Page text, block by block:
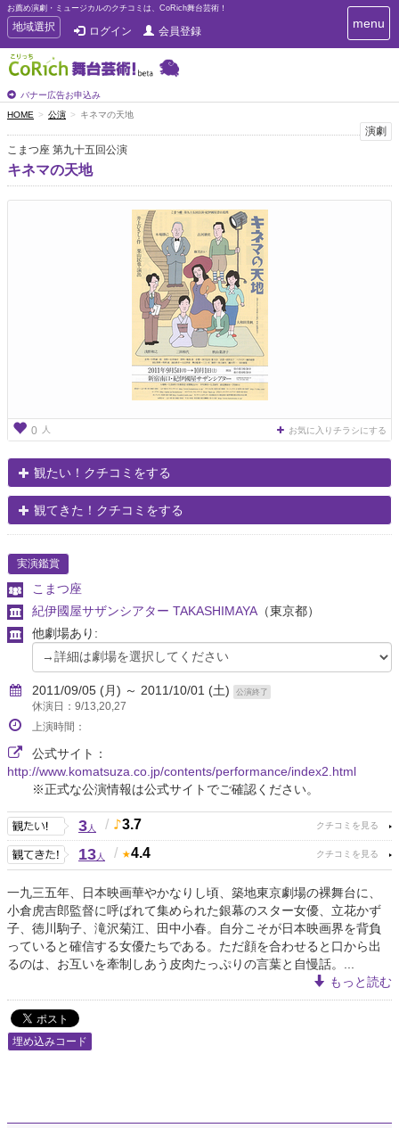
お薦め演劇・ミュージカルのクチコミは、CoRich舞台芸術！
T
o
g
g
e
n
a
v
i
g
地域選択 ログイン 会員登録
バナー広告お申込み
T
o
i
g
menu
HOME 公演 キネマの天地
演劇
こまつ座 第九十五回公演
キネマの天地
0 人 お気に入りチラシにする
観たい！クチコミをする
観てきた！クチコミをする
実演鑑賞
こまつ座
紀伊國屋サザンシアター TAKASHIMAYA （東京都）
他劇場あり:
2011/09/05 (月) ～ 2011/10/01 (土) 公演終了
休演日：9/13,20,27
上演時間：
公式サイト：
http://www.komatsuza.co.jp/contents/performance/index2.html
※正式な公演情報は公式サイトでご確認ください。
3人 / 3.7
13人 / 4.4
一九三五年、日本映画華やかなりし頃、築地東京劇場の裸舞台に、
小倉虎吉郎監督に呼ばれて集められた銀幕のスター女優、立花かず
子、徳川駒子、滝沢菊江、田中小春。自分こそが日本映画界を背負
っていると確信する女優たちである。ただ顔を合わせると口から出
るのは、お互いを牽制しあう皮肉たっぷりの言葉と自慢話。...
もっと読む
埋め込みコード